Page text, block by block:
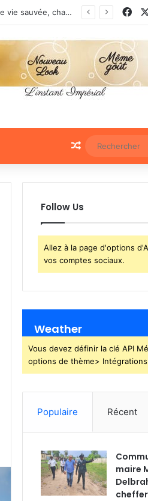
Docteure Raïssa Okouyi Ndong Assapi : « Chaque femme enceinte dépistée est une vie sauvée, chaque patient traité est une victoire contre le VIH »
Article Aléatoire
Follow Us
Allez à la page d'options
vos comptes sociaux.
Weather
Vous devez définir la clé API
options de thème>
Populaire Récent
maire